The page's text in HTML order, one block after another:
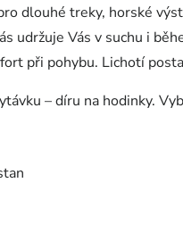
dlouhé treky, horské
udržuje Vás v suchu i
při pohybu. Lichotí
– díru na hodinky.